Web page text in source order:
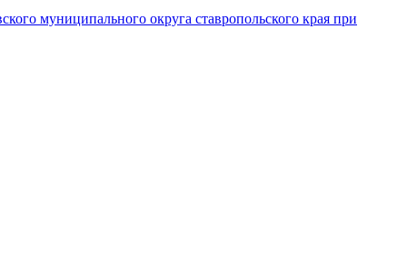
муниципального округа ставропольского края при